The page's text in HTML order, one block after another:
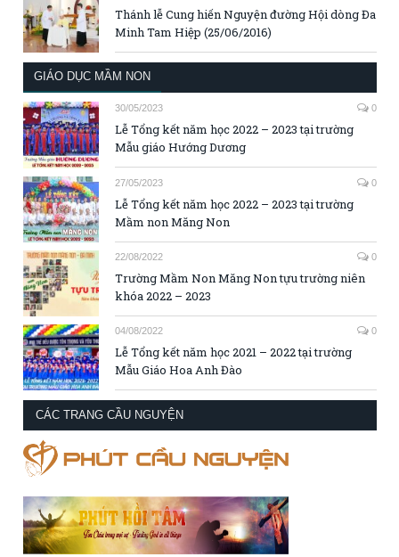
Thánh lễ Cung hiến Nguyện đường Hội dòng Đa
Minh Tam Hiệp (25/06/2016)
GIÁO DỤC MẦM NON
30/05/2023 0
Lễ Tổng kết năm học 2022 – 2023 tại trường
Mẫu giáo Hướng Dương
27/05/2023 0
Lễ Tổng kết năm học 2022 – 2023 tại trường
Mầm non Măng Non
22/08/2022 0
Trường Mầm Non Măng Non tựu trường niên
khóa 2022 – 2023
04/08/2022 0
Lễ Tổng kết năm học 2021 – 2022 tại trường
Mẫu Giáo Hoa Anh Đào
CÁC TRANG CẦU NGUYỆN